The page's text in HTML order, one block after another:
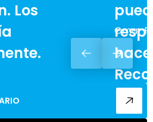
Los
Omar F.